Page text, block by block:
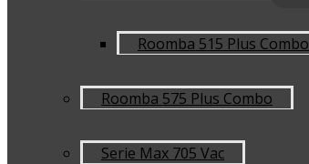
Roomba 515 Plus Combo
Roomba 575 Plus Combo
Serie Max 705 Vac